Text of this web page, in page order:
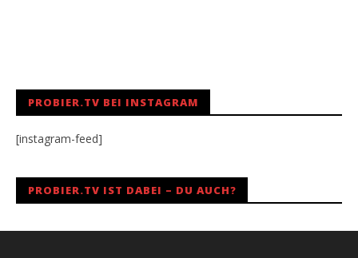
PROBIER.TV BEI INSTAGRAM
[instagram-feed]
PROBIER.TV IST DABEI – DU AUCH?